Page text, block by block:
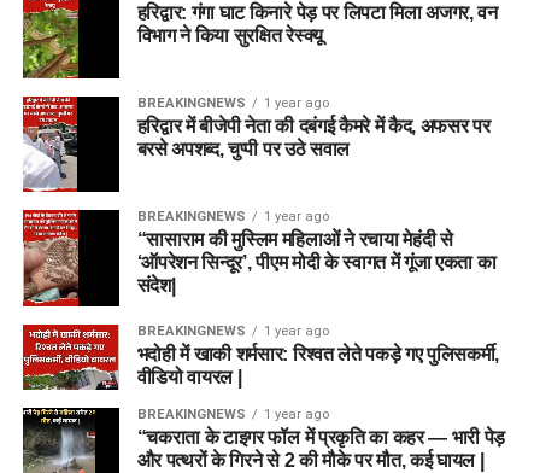
हरिद्वार: गंगा घाट किनारे पेड़ पर लिपटा मिला अजगर, वन
विभाग ने किया सुरक्षित रेस्क्यू
BREAKINGNEWS 1 year ago
हरिद्वार में बीजेपी नेता की दबंगई कैमरे में कैद, अफसर पर
बरसे अपशब्द, चुप्पी पर उठे सवाल
BREAKINGNEWS 1 year ago
“सासाराम की मुस्लिम महिलाओं ने रचाया मेहंदी से
‘ऑपरेशन सिन्दूर’, पीएम मोदी के स्वागत में गूंजा एकता का
संदेश|
BREAKINGNEWS 1 year ago
भदोही में खाकी शर्मसार: रिश्वत लेते पकड़े गए पुलिसकर्मी,
वीडियो वायरल |
BREAKINGNEWS 1 year ago
“चकराता के टाइगर फॉल में प्रकृति का कहर — भारी पेड़
और पत्थरों के गिरने से 2 की मौके पर मौत, कई घायल |